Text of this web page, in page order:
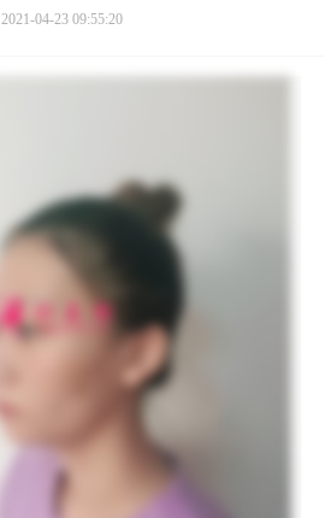
2021-04-23 09:55:20